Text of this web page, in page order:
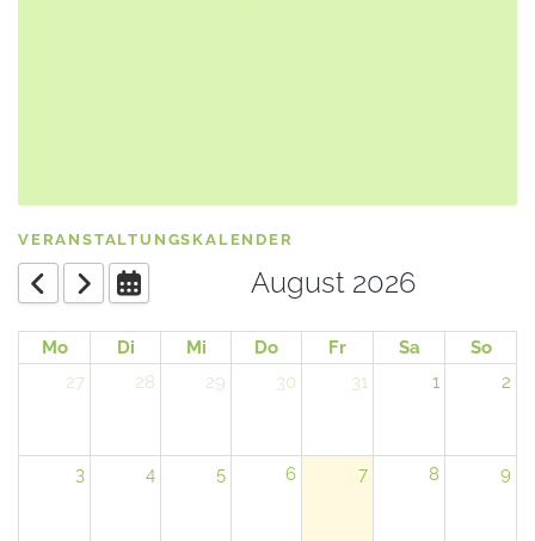
VERANSTALTUNGSKALENDER
August 2026
Mo Di Mi Do Fr Sa
So
27
28 29 30 31 1 2
3 4 5 6 7 8 9